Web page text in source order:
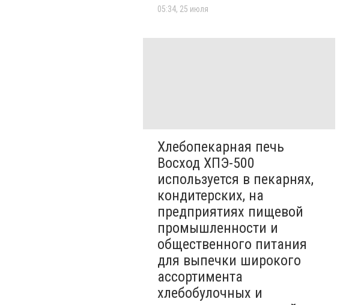
05:34, 25 июля
Хлебопекарная печь
Восход ХПЭ-500
используется в пекарнях,
кондитерских, на
предприятиях пищевой
промышленности и
общественного питания
для выпечки широкого
ассортимента
хлебобулочных и